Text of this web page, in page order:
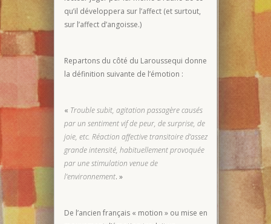
qu’il développera sur l’affect (et surtout,
sur l’affect d’angoisse.)
Repartons du côté du Laroussequi donne
la définition suivante de l’émotion :
« Trouble subit, agitation passagère causés
par un sentiment vif de peur, de surprise, de
joie, etc. Réaction affective transitoire d’assez
grande intensité, habituellement provoquée
par une stimulation venue de
l’environnement. »
De l’ancien français « motion » ou mise en